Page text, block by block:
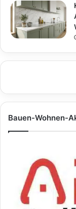
Bauen-Wohnen-